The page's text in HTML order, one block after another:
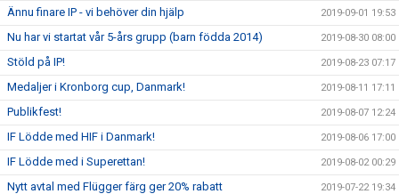
Ännu finare IP - vi behöver din hjälp 2019-09-01 19:53
Nu har vi startat vår 5-års grupp (barn födda 2014) 2019-08-30 08:00
Stöld på IP! 2019-08-23 07:17
Medaljer i Kronborg cup, Danmark! 2019-08-11 17:11
Publikfest! 2019-08-07 12:24
IF Lödde med HIF i Danmark! 2019-08-06 17:00
IF Lödde med i Superettan! 2019-08-02 00:29
Nytt avtal med Flügger färg ger 20% rabatt 2019-07-22 19:34